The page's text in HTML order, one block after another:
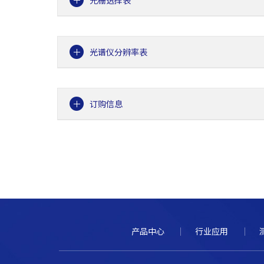
光谱仪分辨率表
订购信息
产品中心 行业应用